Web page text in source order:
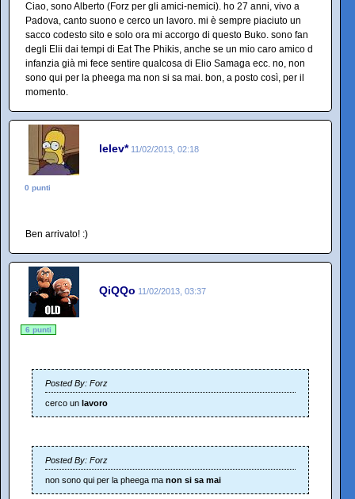
Ciao, sono Alberto (Forz per gli amici-nemici). ho 27 anni, vivo a
Padova, canto suono e cerco un lavoro. mi è sempre piaciuto un
sacco codesto sito e solo ora mi accorgo di questo Buko. sono fan
degli Elii dai tempi di Eat The Phikis, anche se un mio caro amico d
infanzia già mi fece sentire qualcosa di Elio Samaga ecc. no, non
sono qui per la pheega ma non si sa mai. bon, a posto così, per il
momento.
lelev* 11/02/2013, 02:18
0 punti
Ben arrivato! :)
QiQQo 11/02/2013, 03:37
6 punti
Posted By: Forz
cerco un lavoro
Posted By: Forz
non sono qui per la pheega ma non si sa mai